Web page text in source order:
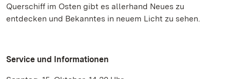
Querschiff im Osten gibt es allerhand Neues zu
entdecken und Bekanntes in neuem Licht zu sehen.
Service und Informationen